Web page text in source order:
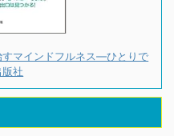
マインドフルネス―ひとりで
社